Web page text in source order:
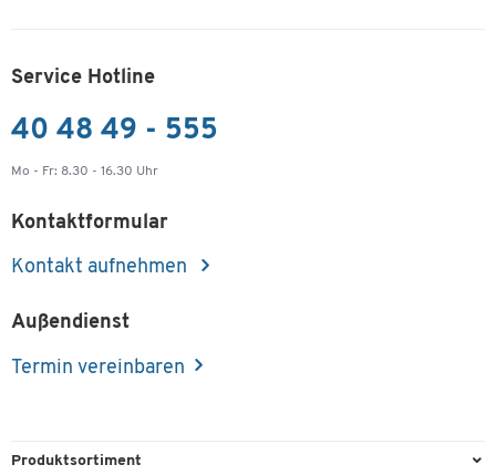
Service Hotline
40 48 49 - 555
Mo - Fr: 8.30 - 16.30 Uhr
Kontaktformular
Kontakt aufnehmen
Außendienst
Termin vereinbaren
Produktsortiment